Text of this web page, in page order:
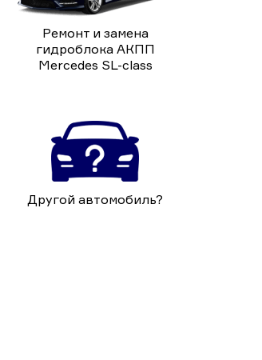
Ремонт и замена
гидроблока АКПП
Mercedes SL-class
Другой автомобиль?